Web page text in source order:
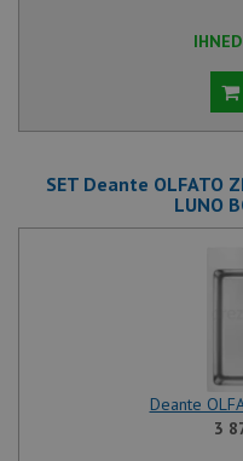
SET Deante OLFATO
LUNO
Deante
3